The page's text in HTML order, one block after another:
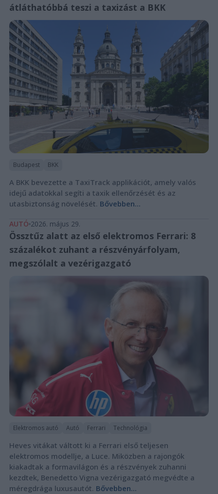
átláthatóbbá teszi a taxizást a BKK
Budapest BKK
A BKK bevezette a TaxiTrack applikációt, amely valós
idejű adatokkal segíti a taxik ellenőrzését és az
utasbiztonság növelését. Bővebben...
AUTÓ 2026. május 29.
Össztűz alatt az első elektromos Ferrari: 8
százalékot zuhant a részvényárfolyam,
megszólalt a vezérigazgató
Elektromos autó Autó Ferrari Technológia
Heves vitákat váltott ki a Ferrari első teljesen
elektromos modellje, a Luce. Miközben a rajongók
kiakadtak a formavilágon és a részvények zuhanni
kezdtek, Benedetto Vigna vezérigazgató megvédte a
méregdrága luxusautót. Bővebben...